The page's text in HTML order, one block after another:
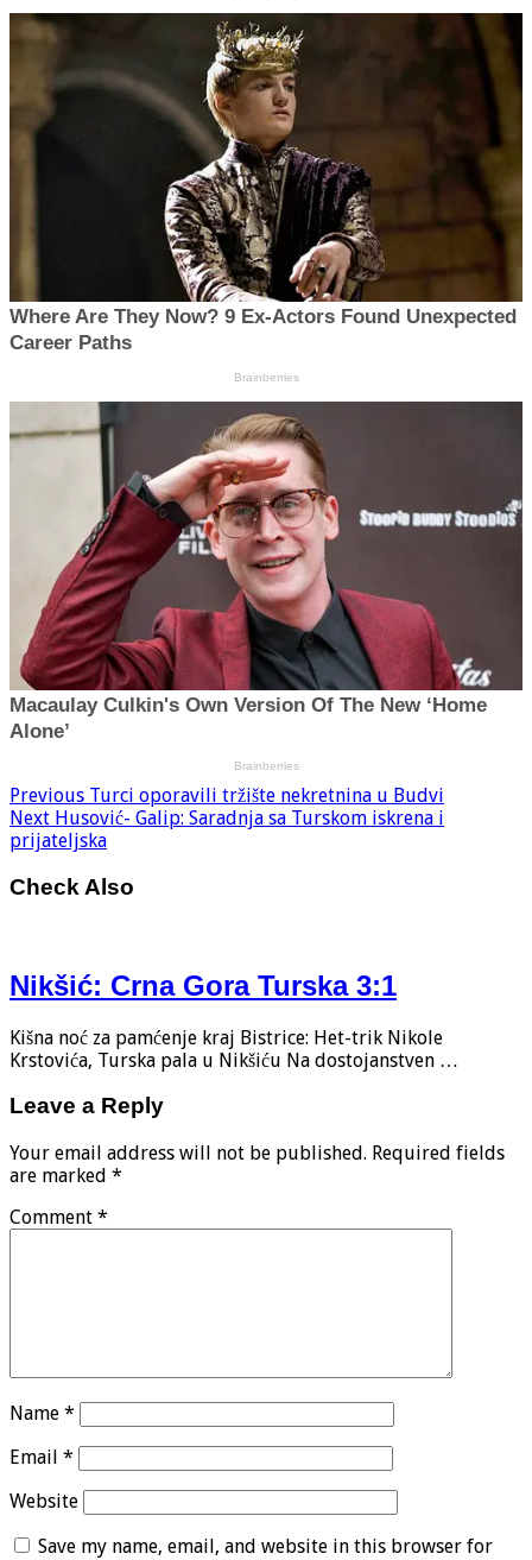
Previous Turci oporavili tržište nekretnina u Budvi
Next Husović- Galip: Saradnja sa Turskom iskrena i
prijateljska
Check Also
Nikšić: Crna Gora Turska 3:1
Kišna noć za pamćenje kraj Bistrice: Het-trik Nikole
Krstovića, Turska pala u Nikšiću Na dostojanstven …
Leave a Reply
Your email address will not be published. Required fields
are marked *
Comment *
Name *
Email *
Website
Save my name, email, and website in this browser for